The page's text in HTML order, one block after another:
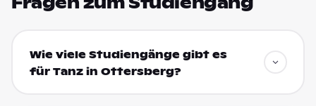
Wie viele Studiengänge gibt es
für Tanz in Ottersberg?